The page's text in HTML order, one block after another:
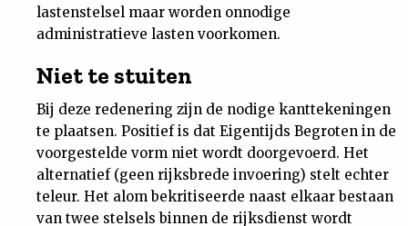
lastenstelsel maar worden onnodige
administratieve lasten voorkomen.
Niet te stuiten
Bij deze redenering zijn de nodige kanttekeningen
te plaatsen. Positief is dat Eigentijds Begroten in de
voorgestelde vorm niet wordt doorgevoerd. Het
alternatief (geen rijksbrede invoering) stelt echter
teleur. Het alom bekritiseerde naast elkaar bestaan
van twee stelsels binnen de rijksdienst wordt